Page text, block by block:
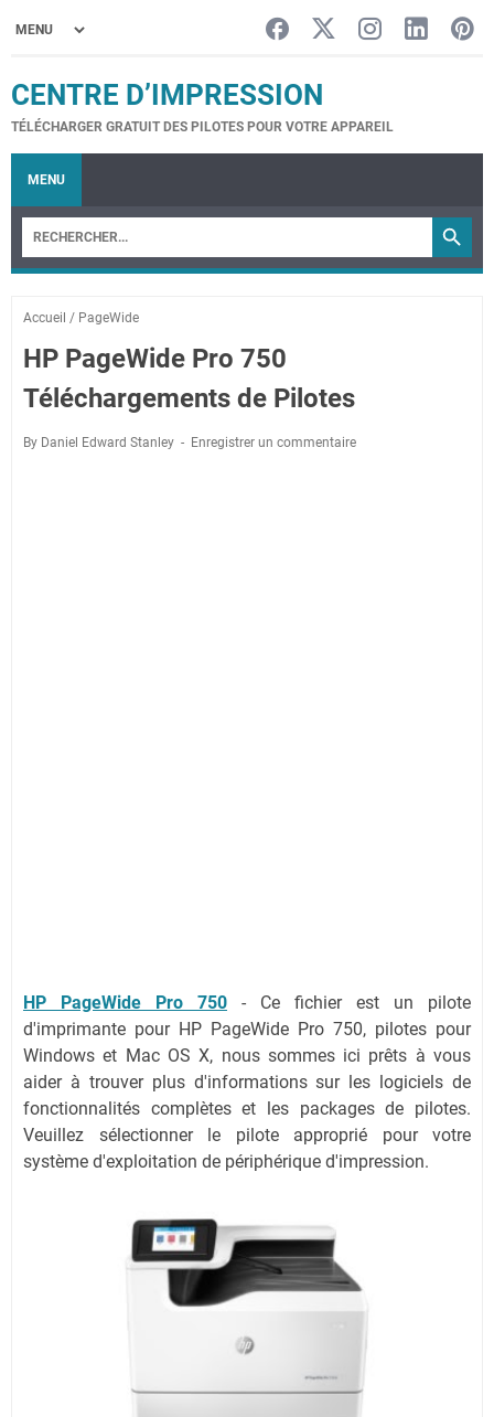
CENTRE D’IMPRESSION
TÉLÉCHARGER GRATUIT DES PILOTES POUR VOTRE APPAREIL
MENU
Accueil / PageWide
HP PageWide Pro 750
Téléchargements de Pilotes
By Daniel Edward Stanley Enregistrer un commentaire
HP PageWide Pro 750 - Ce fichier est un pilote
d'imprimante pour HP PageWide Pro 750, pilotes pour
Windows et Mac OS X, nous sommes ici prêts à vous
aider à trouver plus d'informations sur les logiciels de
fonctionnalités complètes et les packages de pilotes.
Veuillez sélectionner le pilote approprié pour votre
système d'exploitation de périphérique d'impression.